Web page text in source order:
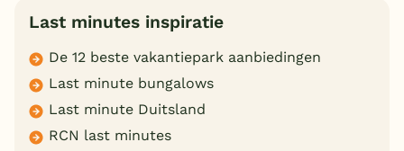
Last minutes inspiratie
De 12 beste vakantiepark aanbiedingen
Last minute bungalows
Last minute Duitsland
RCN last minutes